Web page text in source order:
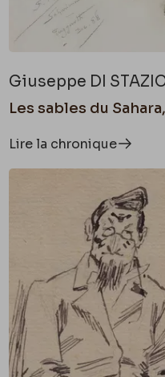
Giuseppe DI
Les sables du
Lire la chronique